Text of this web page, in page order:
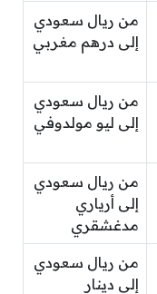
من ريال سعودي
إلى درهم مغربي
من ريال سعودي
إلى ليو مولدوفي
من ريال سعودي
إلى أرياري
مدغشقري
من ريال سعودي
إلى دينار